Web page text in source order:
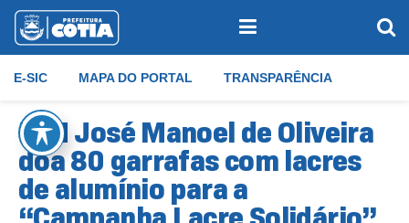
E-SIC MAPA DO PORTAL TRANSPARÊNCIA
E.M José Manoel de Oliveira
doa 80 garrafas com lacres
de alumínio para a